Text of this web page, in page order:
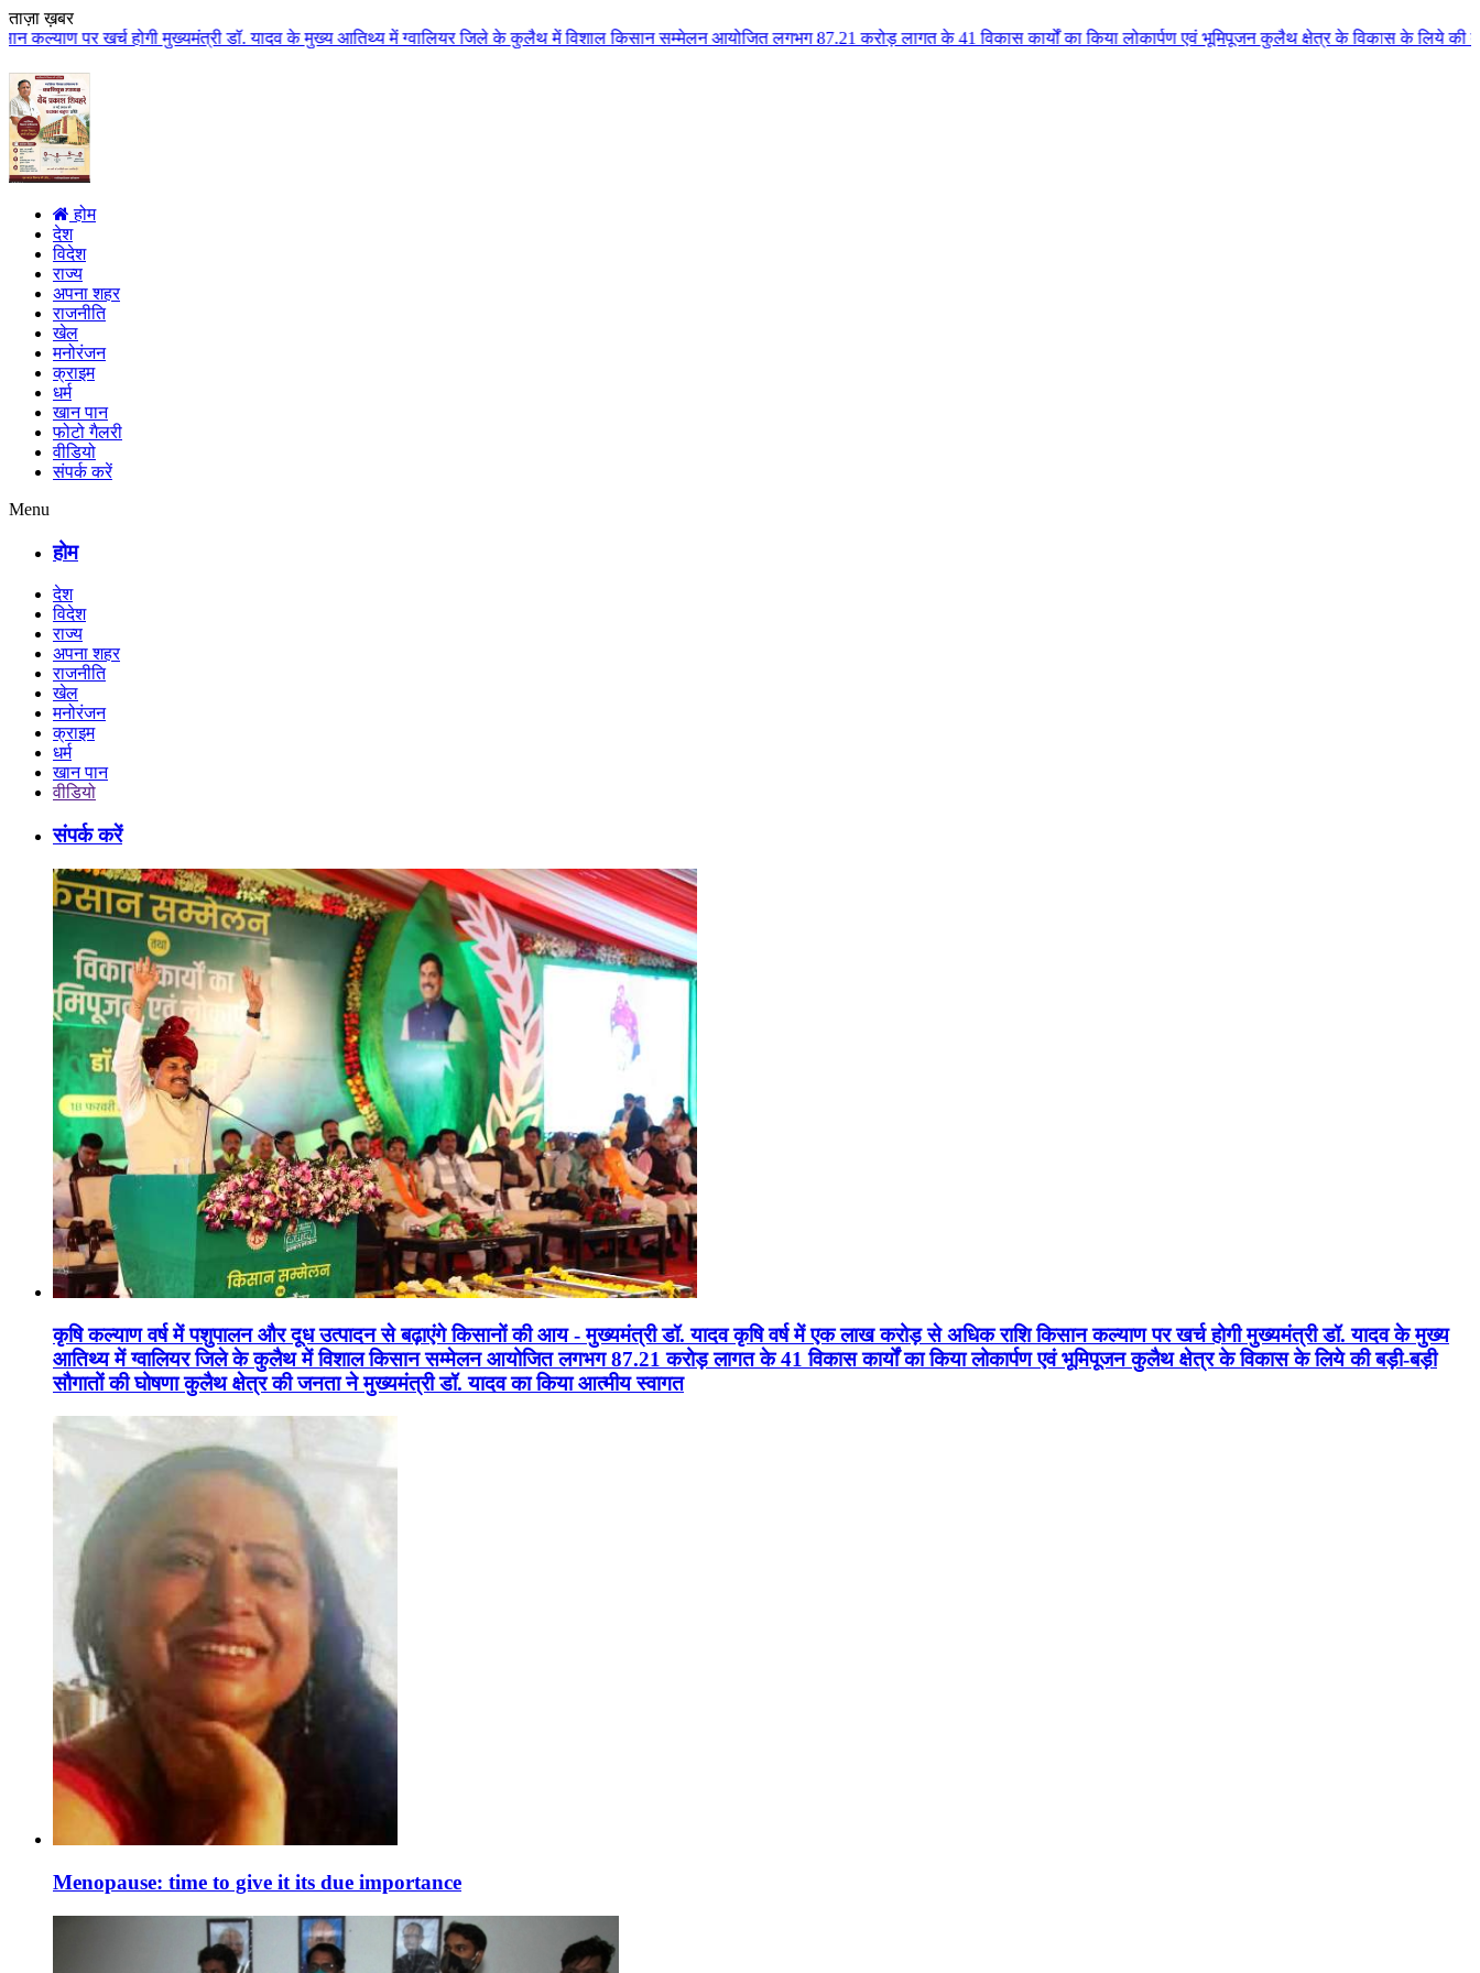
ताज़ा ख़बर
मुख्यमंत्री डॉ. यादव के मुख्य आतिथ्य में ग्वालियर जिले के कुलैथ में विशाल किसान सम्मेलन आयोजित लगभग 87.21 करोड़ लागत के 41 विकास कार्यों का किया लोकार्पण एवं भूमिपूजन कुलैथ क्षेत्र के विकास के लिये की बड़ी-बड़ी सौगातों
होम
देश
विदेश
राज्य
अपना शहर
राजनीति
खेल
मनोरंजन
क्राइम
धर्म
खान पान
फोटो गैलरी
वीडियो
संपर्क करें
Menu
होम
देश
विदेश
राज्य
अपना शहर
राजनीति
खेल
मनोरंजन
क्राइम
धर्म
खान पान
वीडियो
संपर्क करें
कृषि कल्याण वर्ष में पशुपालन और दूध उत्पादन से बढ़ाएंगे किसानों की आय - मुख्यमंत्री डॉ. यादव कृषि वर्ष में एक लाख करोड़ से अधिक राशि किसान कल्याण पर खर्च होगी मुख्यमंत्री डॉ. यादव के मुख्य
आतिथ्य में ग्वालियर जिले के कुलैथ में विशाल किसान सम्मेलन आयोजित लगभग 87.21 करोड़ लागत के 41 विकास कार्यों का किया लोकार्पण एवं भूमिपूजन कुलैथ क्षेत्र के विकास के लिये की बड़ी-बड़ी
सौगातों की घोषणा कुलैथ क्षेत्र की जनता ने मुख्यमंत्री डॉ. यादव का किया आत्मीय स्वागत
Menopause: time to give it its due importance